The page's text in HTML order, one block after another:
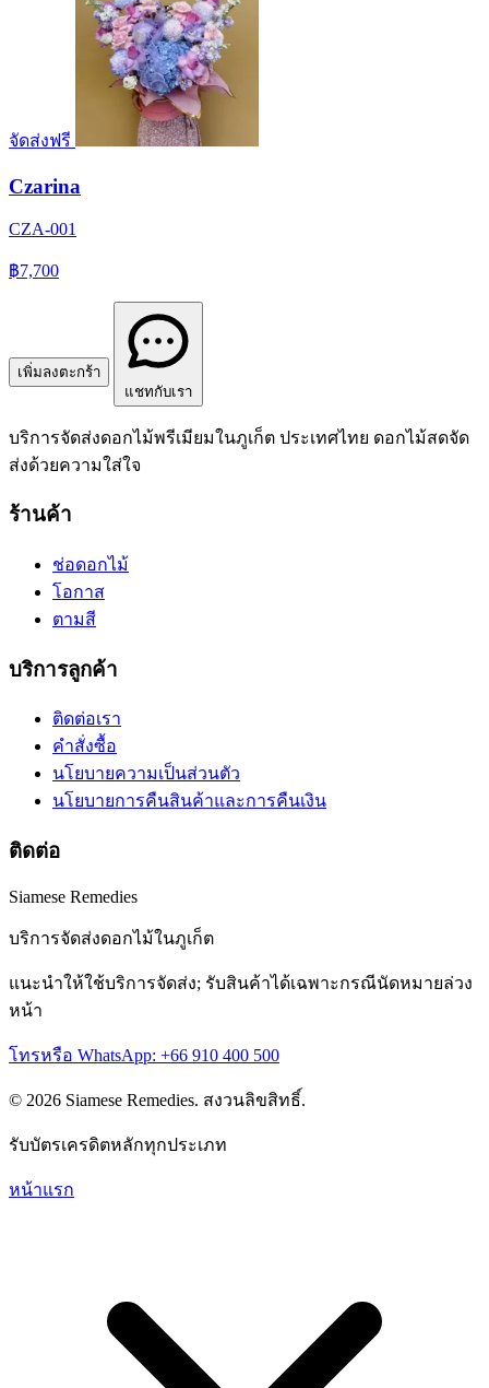
จัดส่งฟรี
Czarina
CZA-001
฿7,700
เพิ่มลงตะกร้า
แชทกับเรา
บริการจัดส่งดอกไม้พรีเมียมในภูเก็ต ประเทศไทย ดอกไม้สดจัด
ส่งด้วยความใส่ใจ
ร้านค้า
ช่อดอกไม้
โอกาส
ตามสี
บริการลูกค้า
ติดต่อเรา
คำสั่งซื้อ
นโยบายความเป็นส่วนตัว
นโยบายการคืนสินค้าและการคืนเงิน
ติดต่อ
Siamese Remedies
บริการจัดส่งดอกไม้ในภูเก็ต
แนะนำให้ใช้บริการจัดส่ง; รับสินค้าได้เฉพาะกรณีนัดหมายล่วง
หน้า
โทรหรือ WhatsApp: +66 910 400 500
© 2026 Siamese Remedies. สงวนลิขสิทธิ์.
รับบัตรเครดิตหลักทุกประเภท
หน้าแรก